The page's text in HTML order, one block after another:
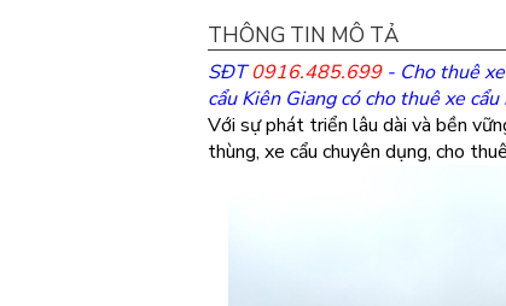
THÔNG TIN MÔ TẢ
SĐT0916.485.699- Cho thuê
cẩu Kiên Giang cócho thuê xe
Với sự phát triển lâu dài và bền
thùng, xe cẩu chuyên dụng, cho